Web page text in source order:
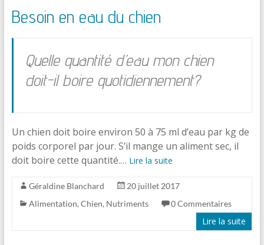
Besoin en eau du chien
Quelle quantité d’eau mon chien
doit-il boire quotidiennement?
Un chien doit boire environ 50 à 75 ml d’eau par kg de
poids corporel par jour. S’il mange un aliment sec, il
doit boire cette quantité.… Lire la suite
Géraldine Blanchard
20 juillet 2017
Alimentation, Chien, Nutriments 0 Commentaires
Lire la suite